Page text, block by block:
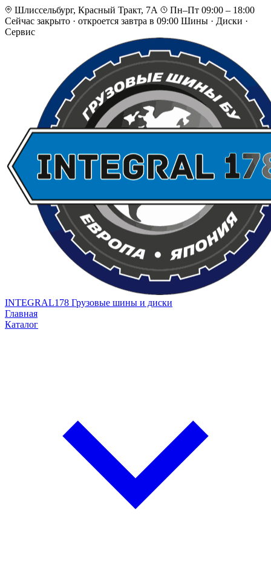
Шлиссельбург, Красный Тракт, 7А
Пн–Пт 09:00 – 18:00
Сейчас закрыто · откроется завтра в 09:00 Шины · Диски ·
Сервис
INTEGRAL178 Грузовые шины и диски
Главная
Каталог